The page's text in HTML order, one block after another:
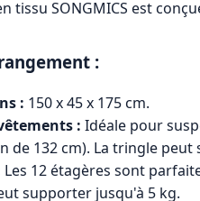
tissu SONGMICS est
:
: 150 x 45 x 175 cm.
: Idéale pour
de 132 cm). La tringle
Les 12 étagères sont
supporter jusqu'à 5 kg.